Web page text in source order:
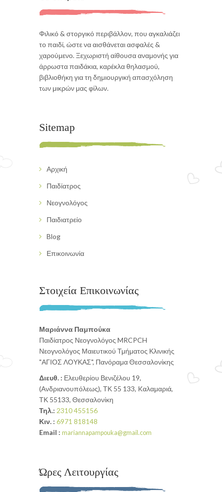
Φιλικό & στοργικό περιβάλλον, που αγκαλιάζει
το παιδί, ώστε να αισθάνεται ασφαλές &
χαρούμενο. Ξεχωριστή αίθουσα αναμονής για
άρρωστα παιδάκια, καρέκλα θηλασμού,
βιβλιοθήκη για τη δημιουργική απασχόληση
των μικρών μας φίλων.
Sitemap
Αρχική
Παιδίατρος
Νεογνολόγος
Παιδιατρείο
Blog
Επικοινωνία
Στοιχεία Επικοινωνίας
Μαριάννα Παμπούκα
Παιδίατρος Νεογνολόγος MRCPCH
Νεογνολόγος Μαιευτικού Τμήματος Κλινικής
"ΑΓΙΟΣ ΛΟΥΚΑΣ", Πανόραμα Θεσσαλονίκης
Διευθ. : Ελευθερίου Βενιζέλου 19,
(Ανδριανουπόλεως), ΤΚ 55 133, Kαλαμαριά,
ΤΚ 55133, Θεσσαλονίκη
Τηλ.: 2310 455156
Κιν. : 6971 818148
Email : mariannapampouka@gmail.com
Ώρες Λειτουργίας